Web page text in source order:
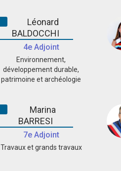
Léonard
BALDOCCHI
4e Adjoint
Environnement,
développement durable,
patrimoine et archéologie
Marina
BARRESI
7e Adjoint
Travaux et grands travaux